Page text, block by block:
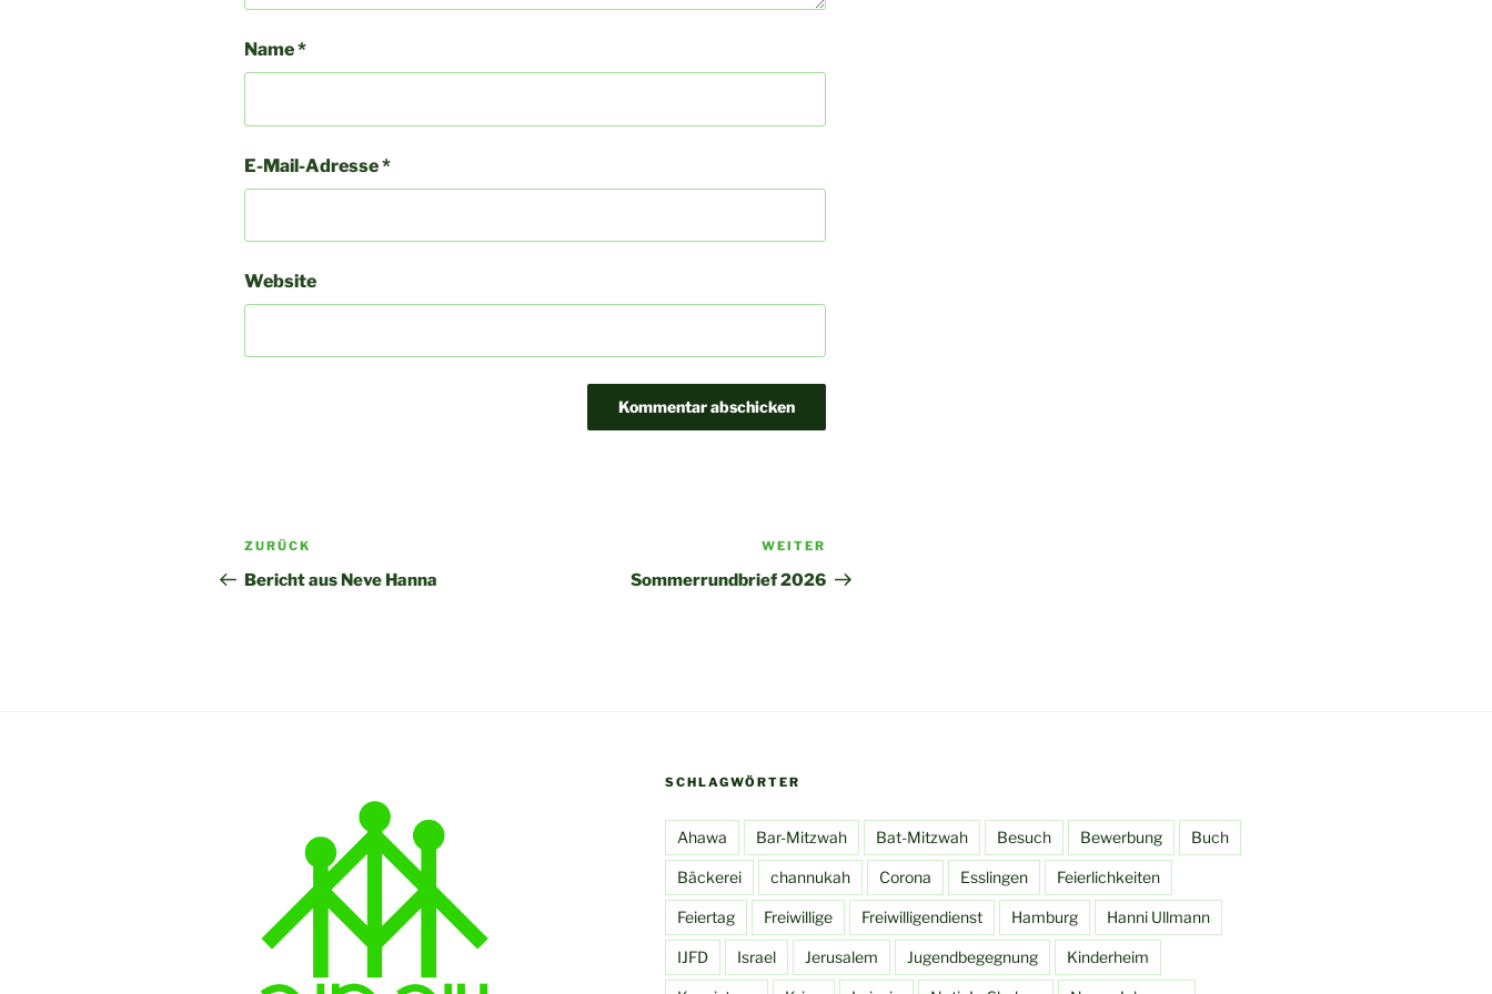
Name*
E-Mail-Adresse*
Website
Beitragsnavigation
Vorheriger
Beitrag
ZURÜCK
Bericht aus Neve Hanna
Beitrag
WEITER
Sommerrundbrief 2026
SCHLAGWÖRTER
Ahawa Bar-Mitzwah Bat-Mitzwah Besuch Bewerbung Buch
Bäckerei channukah Corona Esslingen Feierlichkeiten
Feiertag Freiwillige Freiwilligendienst Hamburg Hanni Ullmann
IJFD Israel Jerusalem Jugendbegegnung Kinderheim